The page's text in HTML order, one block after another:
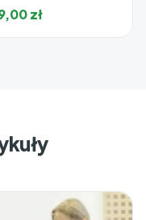
zł